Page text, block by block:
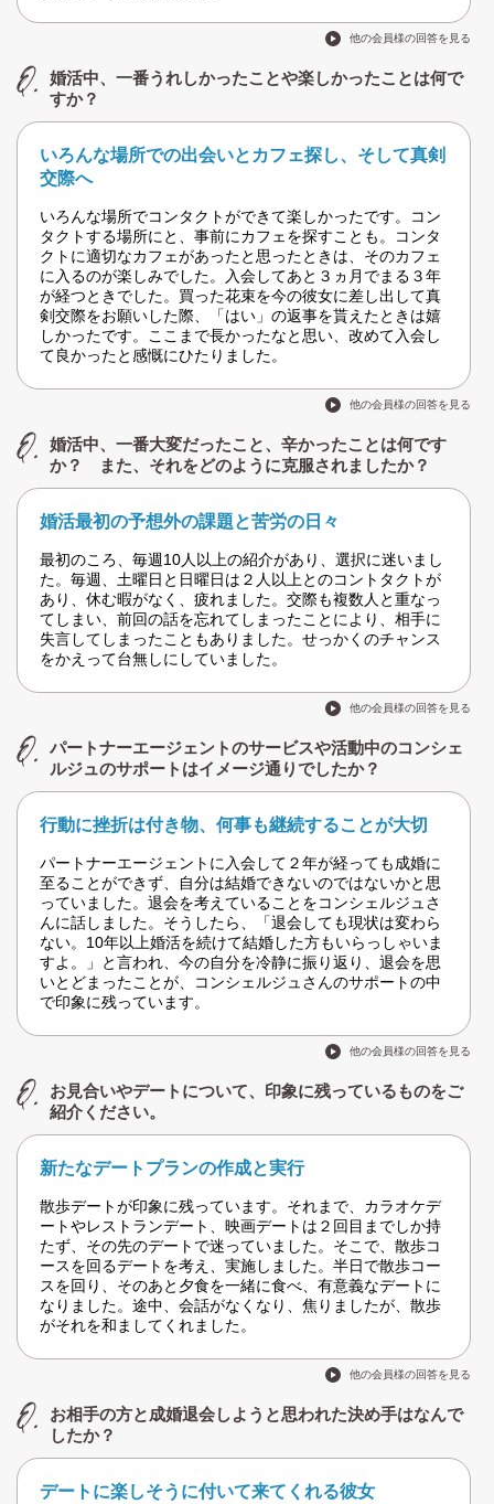
他の会員様の回答を見る
婚活中、一番うれしかったことや楽しかったことは何で
すか？
いろんな場所での出会いとカフェ探し、そして真剣
交際へ
いろんな場所でコンタクトができて楽しかったです。コン
タクトする場所にと、事前にカフェを探すことも。コンタ
クトに適切なカフェがあったと思ったときは、そのカフェ
に入るのが楽しみでした。入会してあと３ヵ月でまる３年
が経つときでした。買った花束を今の彼女に差し出して真
剣交際をお願いした際、「はい」の返事を貰えたときは嬉
しかったです。ここまで長かったなと思い、改めて入会し
て良かったと感慨にひたりました。
他の会員様の回答を見る
婚活中、一番大変だったこと、辛かったことは何です
か？ また、それをどのように克服されましたか？
婚活最初の予想外の課題と苦労の日々
最初のころ、毎週10人以上の紹介があり、選択に迷いまし
た。毎週、土曜日と日曜日は２人以上とのコントタクトが
あり、休む暇がなく、疲れました。交際も複数人と重なっ
てしまい、前回の話を忘れてしまったことにより、相手に
失言してしまったこともありました。せっかくのチャンス
をかえって台無しにしていました。
他の会員様の回答を見る
パートナーエージェントのサービスや活動中のコンシェ
ルジュのサポートはイメージ通りでしたか？
行動に挫折は付き物、何事も継続することが大切
パートナーエージェントに入会して２年が経っても成婚に
至ることができず、自分は結婚できないのではないかと思
っていました。退会を考えていることをコンシェルジュさ
んに話しました。そうしたら、「退会しても現状は変わら
ない。10年以上婚活を続けて結婚した方もいらっしゃいま
すよ。」と言われ、今の自分を冷静に振り返り、退会を思
いとどまったことが、コンシェルジュさんのサポートの中
で印象に残っています。
他の会員様の回答を見る
お見合いやデートについて、印象に残っているものをご
紹介ください。
新たなデートプランの作成と実行
散歩デートが印象に残っています。それまで、カラオケデ
ートやレストランデート、映画デートは２回目までしか持
たず、その先のデートで迷っていました。そこで、散歩コ
ースを回るデートを考え、実施しました。半日で散歩コー
スを回り、そのあと夕食を一緒に食べ、有意義なデートに
なりました。途中、会話がなくなり、焦りましたが、散歩
がそれを和ましてくれました。
他の会員様の回答を見る
お相手の方と成婚退会しようと思われた決め手はなんで
したか？
デートに楽しそうに付いて来てくれる彼女